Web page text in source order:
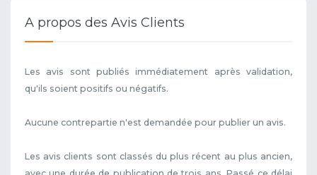
A propos des Avis Clients
Les avis sont publiés immédiatement après validation,
qu'ils soient positifs ou négatifs.
Aucune contrepartie n'est demandée pour publier un avis.
Les avis clients sont classés du plus récent au plus ancien,